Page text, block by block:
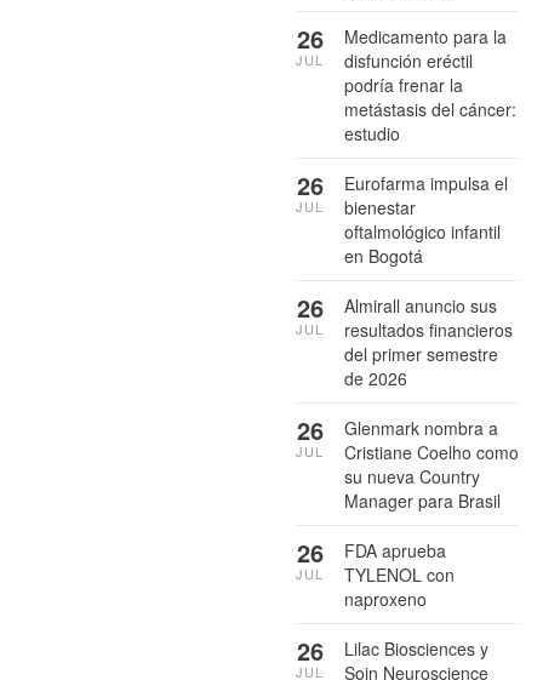
Medicamento para la
disfunción eréctil
podría frenar la
metástasis del cáncer:
estudio
26
JUL
Eurofarma impulsa el
bienestar
oftalmológico infantil
en Bogotá
26
JUL
Almirall anuncio sus
resultados financieros
del primer semestre
de 2026
26
JUL
Glenmark nombra a
Cristiane Coelho como
su nueva Country
Manager para Brasil
26
JUL
FDA aprueba
TYLENOL con
naproxeno
26
JUL
Lilac Biosciences y
Soin Neuroscience
26
JUL